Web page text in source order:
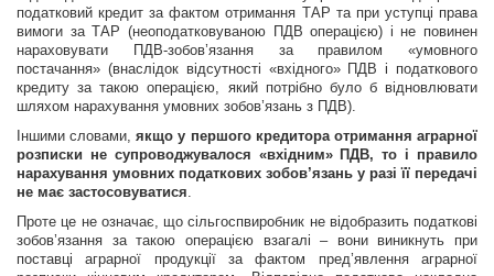
податковий кредит за фактом отримання ТАР та при уступці права
вимоги за ТАР (неоподатковуваною ПДВ операцією) і не повинен
нараховувати ПДВ-зобов’язання за правилом «умовного
постачання» (внаслідок відсутності «вхідного» ПДВ і податкового
кредиту за такою операцією, який потрібно було б відновлювати
шляхом нарахування умовних зобов’язань з ПДВ).
Іншими словами,якщо у першого кредитора отримання аграрної
розписки не супроводжувалося «вхідним» ПДВ, то і правило
нарахування умовних податкових зобов’язань у разі її передачі
не має застосовуватися.
Проте це не означає, що сільгоспвиробник не відобразить податкові
зобов’язання за такою операцією взагалі – вони виникнуть при
поставці аграрної продукції за фактом пред’явлення аграрної